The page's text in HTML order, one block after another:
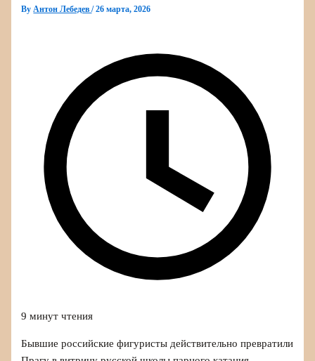
ByАнтон Лебедев/26 марта, 2026
9 минут чтения
Бывшие российские фигуристы действительно превратили